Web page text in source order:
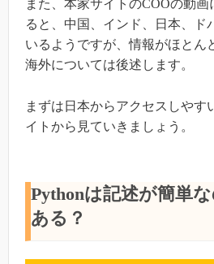
また、本家サイトのCOOの動画
ると、中国、インド、日本、ド
いるようですが、情報がほとん
海外については後述します。
まずは日本からアクセスしやす
イトから見ていきましょう。
Pythonは記述が簡単
ある？